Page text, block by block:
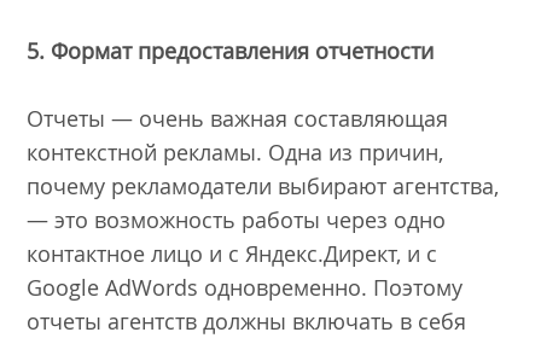
5. Формат предоставления отчетности
Отчеты — очень важная составляющая
контекстной рекламы. Одна из причин,
почему рекламодатели выбирают агентства,
— это возможность работы через одно
контактное лицо и с Яндекс.Директ, и с
Google AdWords одновременно. Поэтому
отчеты агентств должны включать в себя